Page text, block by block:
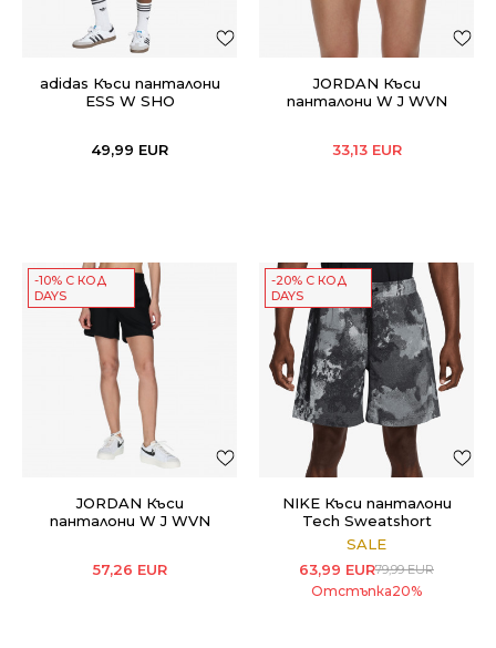
adidas Къси панталони
ESS W SHO
49,99 EUR
JORDAN Къси
панталони W J WVN
33,13 EUR
-10% С КОД
DAYS
JORDAN Къси
панталони W J WVN
57,26 EUR
-20% С КОД
DAYS
NIKE Къси панталони
Tech Sweatshort
SALE
63,99 EUR79,99EUR
Отстъпка20%